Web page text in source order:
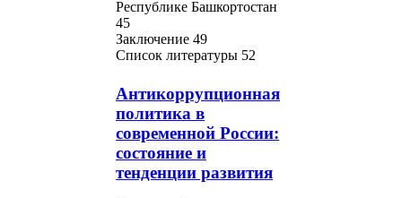
Республике Башкортостан
45
Заключение 49
Список литературы 52
Антикоррупционная
политика в
современной России:
состояние и
тенденции развития